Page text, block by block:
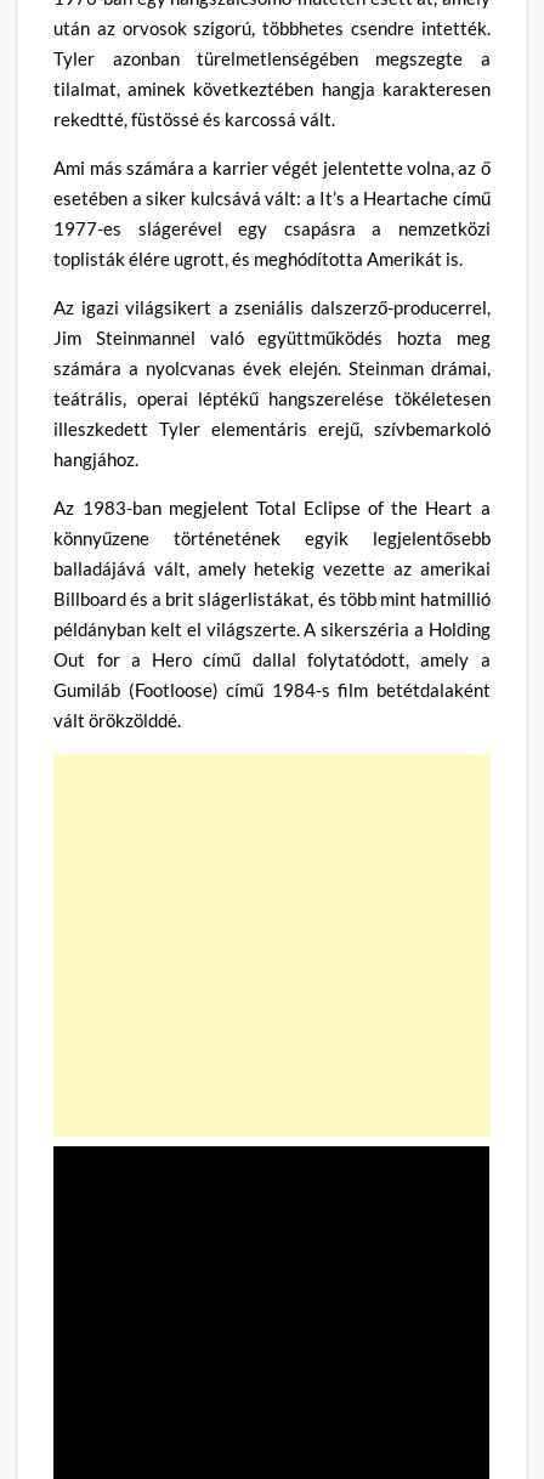
után az orvosok szigorú, többhetes csendre intették.
Tyler azonban türelmetlenségében megszegte a
tilalmat, aminek következtében hangja karakteresen
rekedtté, füstössé és karcossá vált.
Ami más számára a karrier végét jelentette volna, az ő
esetében a siker kulcsává vált: a It’s a Heartache című
1977-es slágerével egy csapásra a nemzetközi
toplisták élére ugrott, és meghódította Amerikát is.
Az igazi világsikert a zseniális dalszerző-producerrel,
Jim Steinmannel való együttműködés hozta meg
számára a nyolcvanas évek elején. Steinman drámai,
teátrális, operai léptékű hangszerelése tökéletesen
illeszkedett Tyler elementáris erejű, szívbemarkoló
hangjához.
Az 1983-ban megjelent Total Eclipse of the Heart a
könnyűzene történetének egyik legjelentősebb
balladájává vált, amely hetekig vezette az amerikai
Billboard és a brit slágerlistákat, és több mint hatmillió
példányban kelt el világszerte. A sikerszéria a Holding
Out for a Hero című dallal folytatódott, amely a
Gumiláb (Footloose) című 1984-s film betétdalaként
vált örökzölddé.